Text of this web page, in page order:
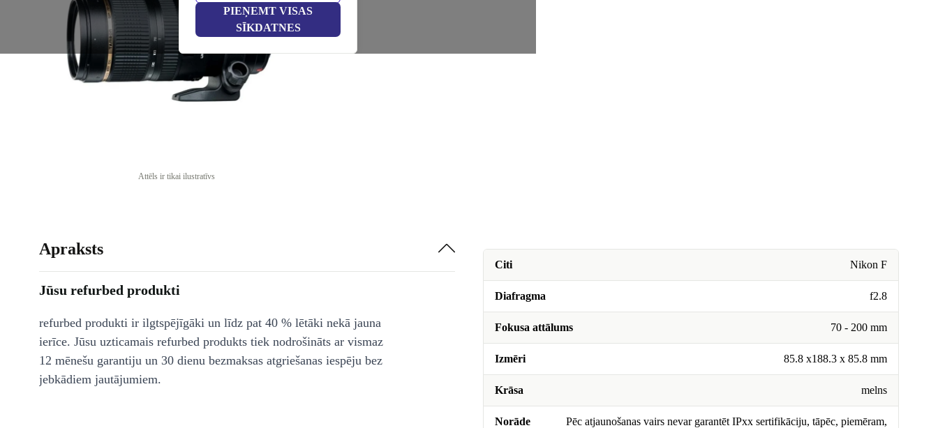
PIEŅEMT VISAS
SĪKDATNES
Attēls ir tikai ilustratīvs
Citi Nikon F
Diafragma f2.8
Fokusa attālums 70 - 200 mm
Izmēri 85.8 x188.3 x 85.8 mm
Krāsa melns
Norāde
Pēc atjaunošanas vairs nevar garantēt IPxx sertifikāciju, tāpēc, piemēram,
Apraksts
Jūsu refurbed produkti
refurbed produkti ir ilgtspējīgāki un līdz pat 40 % lētāki nekā jauna
ierīce. Jūsu uzticamais refurbed produkts tiek nodrošināts ar vismaz
12 mēnešu garantiju un 30 dienu bezmaksas atgriešanas iespēju bez
jebkādiem jautājumiem.